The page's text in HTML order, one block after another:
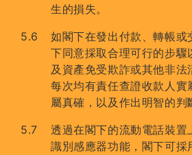
生的損失。
如閣下在發出付款、轉帳或
下同意採取合理可行的步驟
及資產免受欺詐或其他非法
每次均有責任查證收款人實
屬真確，以及作出明智的判
透過在閣下的流動電話裝置
識別感應器功能，閣下可採